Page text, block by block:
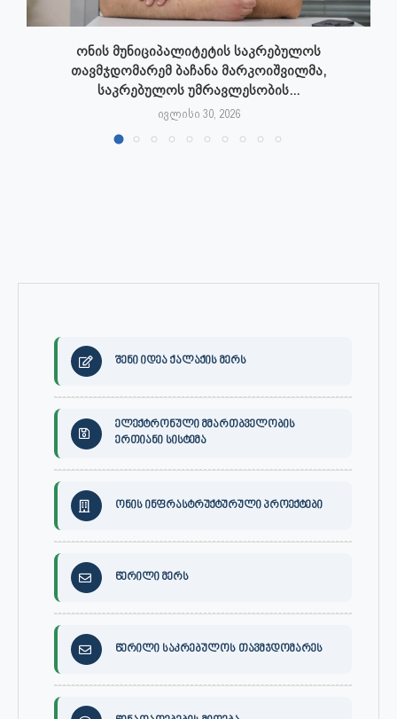
ონის მუნიციპალიტეტის საკრებულოს
თავმჯდომარემ ბაჩანა მარკოიშვილმა,
საკრებულოს უმრავლესობის...
ივლისი 30, 2026
შენი იდეა ქალაქის მერს
ელექტრონული მმართბველობის
ერთიანი სისტემა
ონის ინფრასტრუქტურული პროექტები
წერილი მერს
წერილი საკრებულოს თავმჯდომარეს